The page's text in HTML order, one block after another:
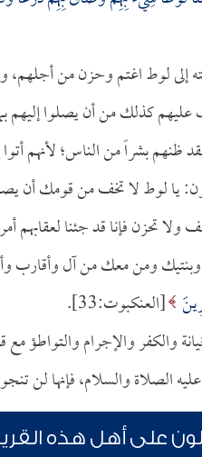
إلى لوط اغتم وحزن من
كذلك من أن يصلوا إليهم بما
ظنهم بشراً من الناس؛ لأنهم
يا لوط لا تخف من قومك أن
ولا تحزن فإنا قد جئنا
ومن معك من آل وأقارب
[العنكبوت:33].
والكفر والإجرام والتواطؤ
الصلاة والسلام، فإنها
على أهل هذه